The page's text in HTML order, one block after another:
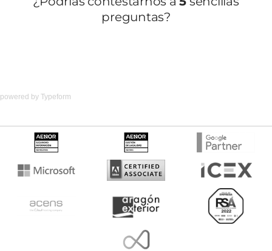
powered by Typeform